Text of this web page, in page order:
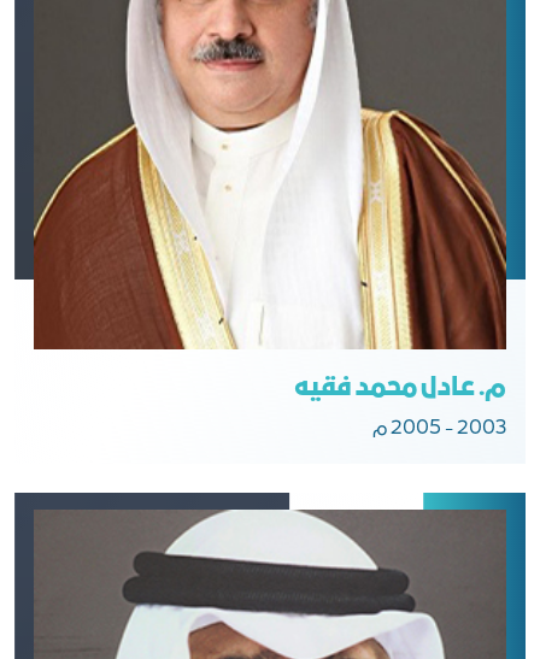
م. عادل محمد فقيه
2003 - 2005 م